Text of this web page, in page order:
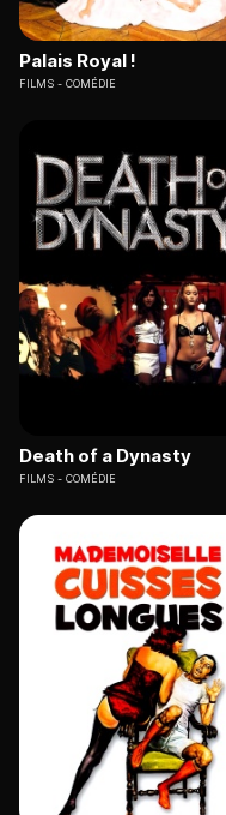
Palais Royal !
FILMS COMÉDIE
Death of a Dynasty
FILMS COMÉDIE